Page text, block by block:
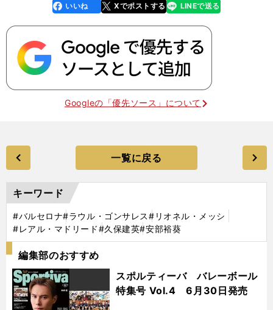
faceboo
k
いいね Xでポストする
line LINEで送る
Googleの「優先ソース」について
一覧に戻る
キーワード
#バルセロナ#ラウル・ゴンサレス#リオネル・メッシ
#レアル・マドリード#久保建英#安部裕葵
編集部のおすすめ
スポルティーバ バレーボール
特集号 Vol.4 6月30日発売